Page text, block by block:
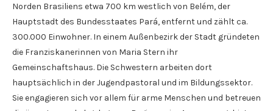
Norden Brasiliens etwa 700 km westlich von Belém, der
Hauptstadt des Bundesstaates Pará, entfernt und zählt ca.
300.000 Einwohner. In einem Außenbezirk der Stadt gründeten
die Franziskanerinnen von Maria Stern ihr
Gemeinschaftshaus. Die Schwestern arbeiten dort
hauptsächlich in der Jugendpastoral und im Bildungssektor.
Sie engagieren sich vor allem für arme Menschen und betreuen